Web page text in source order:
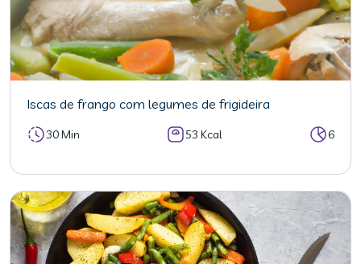
Iscas de frango com legumes de frigideira
30 Min 53 Kcal 6